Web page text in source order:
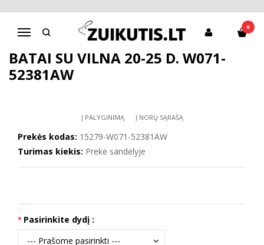
Navigacija
0
Pagrindinis
D.D.Step batai mergaitėms
Batai su vilna 20-25 d. W071-52381AW
BATAI SU VILNA 20-25 D. W071-
52381AW
Į PALYGINIMĄ Į NORŲ SĄRAŠĄ
Prekės kodas: 15279-W071-52381AW
Turimas kiekis: Prekė sandėlyje
Pasirinkite dydį :